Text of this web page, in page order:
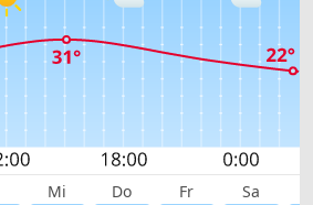
Mi Do Fr Sa